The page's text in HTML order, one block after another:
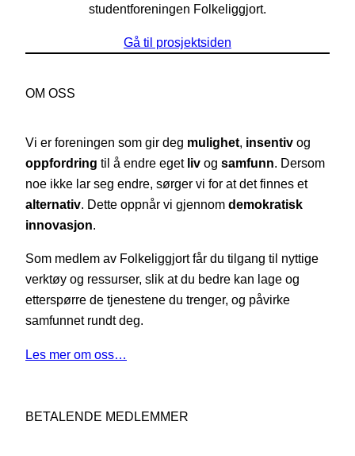
studentforeningen Folkeliggjort.
Gå til prosjektsiden
OM OSS
Vi er foreningen som gir deg mulighet, insentiv og
oppfordring til å endre eget liv og samfunn. Dersom
noe ikke lar seg endre, sørger vi for at det finnes et
alternativ. Dette oppnår vi gjennom demokratisk
innovasjon.
Som medlem av Folkeliggjort får du tilgang til nyttige
verktøy og ressurser, slik at du bedre kan lage og
etterspørre de tjenestene du trenger, og påvirke
samfunnet rundt deg.
Les mer om oss…
BETALENDE MEDLEMMER